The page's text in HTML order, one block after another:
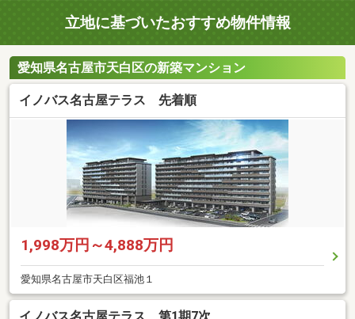
立地に基づいたおすすめ物件情報
愛知県名古屋市天白区の新築マンション
イノバス名古屋テラス 先着順
1,998万円～4,888万円
愛知県名古屋市天白区福池１